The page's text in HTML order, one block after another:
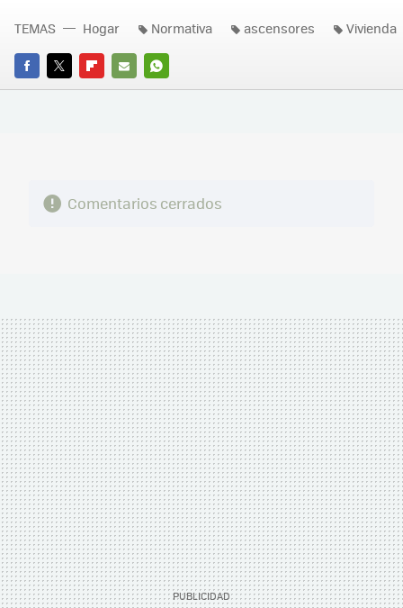
FACEBOOK
TWITTERFLIPBOARD
E-
WHATSAPP
TEMAS Hogar Normativa ascensores Vivienda
Comentarios cerrados